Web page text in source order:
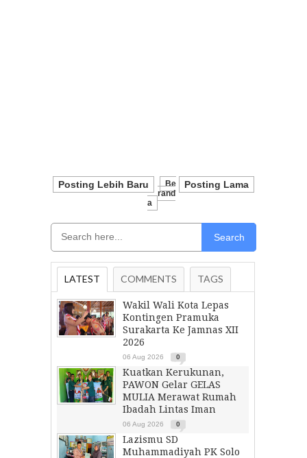
Posting Lebih Baru Posting Lama
Be
Rand
A
Search
LATEST COMMENTS TAGS
Wakil Wali Kota Lepas
Kontingen Pramuka
Surakarta Ke Jamnas XII
2026
06 Aug 2026 0
Kuatkan Kerukunan,
PAWON Gelar GELAS
MULIA Merawat Rumah
Ibadah Lintas Iman
06 Aug 2026 0
Lazismu SD
Muhammadiyah PK Solo